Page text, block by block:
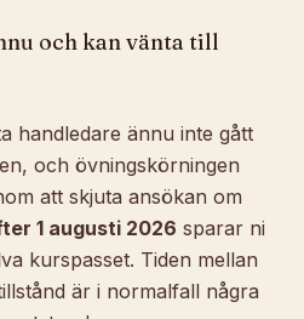
och kan vänta till
handledare ännu inte gått
och övningskörningen
att skjuta ansökan om
1 augusti 2026 sparar ni
kurspasset. Tiden mellan
är i normalfall några